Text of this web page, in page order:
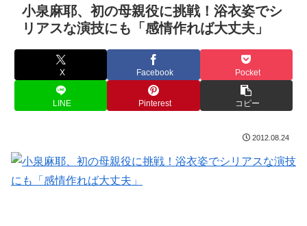
小泉麻耶、初の母親役に挑戦！浴衣姿でシ
リアスな演技にも「感情作れば大丈夫」
X Facebook Pocket
LINE Pinterest コピー
2012.08.24